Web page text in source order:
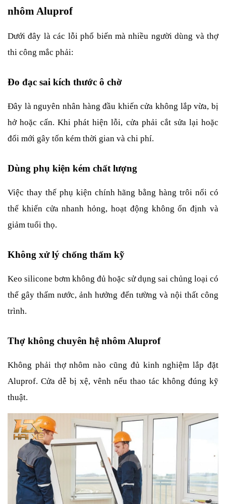
nhôm Aluprof
Dưới đây là các lỗi phổ biến mà nhiều người dùng và thợ
thi công mắc phải:
Đo đạc sai kích thước ô chờ
Đây là nguyên nhân hàng đầu khiến cửa không lắp vừa, bị
hở hoặc cấn. Khi phát hiện lỗi, cửa phải cắt sửa lại hoặc
đổi mới gây tốn kém thời gian và chi phí.
Dùng phụ kiện kém chất lượng
Việc thay thế phụ kiện chính hãng bằng hàng trôi nổi có
thể khiến cửa nhanh hỏng, hoạt động không ổn định và
giảm tuổi thọ.
Không xử lý chống thấm kỹ
Keo silicone bơm không đủ hoặc sử dụng sai chủng loại có
thể gây thấm nước, ảnh hưởng đến tường và nội thất công
trình.
Thợ không chuyên hệ nhôm Aluprof
Không phải thợ nhôm nào cũng đủ kinh nghiệm lắp đặt
Aluprof. Cửa dễ bị xệ, vênh nếu thao tác không đúng kỹ
thuật.